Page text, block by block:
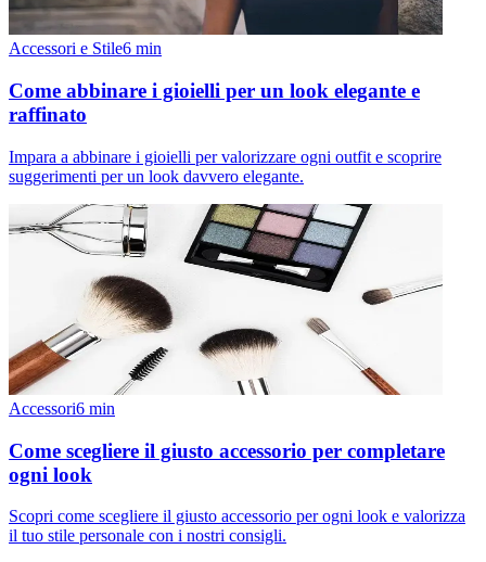
Accessori e Stile6 min
Come abbinare i gioielli per un look elegante e
raffinato
Impara a abbinare i gioielli per valorizzare ogni outfit e scoprire
suggerimenti per un look davvero elegante.
Accessori6 min
Come scegliere il giusto accessorio per completare
ogni look
Scopri come scegliere il giusto accessorio per ogni look e valorizza
il tuo stile personale con i nostri consigli.